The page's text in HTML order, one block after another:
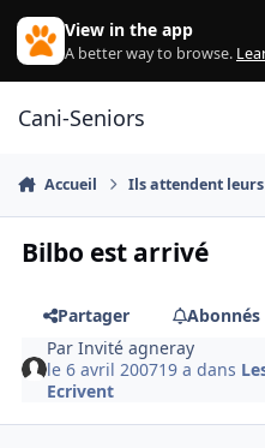
Aller au contenu
View in the app
A better way to browse.
Cani-Seniors
Accueil Ils attendent
Bilbo est arrivé
Partager
Abonnés
ParInvité agneray
le 6 avril 200719 a dans
Ecrivent